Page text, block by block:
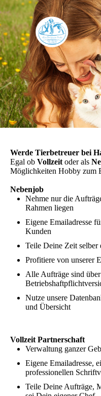
Werde Tierbetreuer bei
Egal ob Vollzeit oder als
Möglichkeiten Hobby zum
Nebenjob
Nehme nur die
Rahmen liegen
Eigene Emailadresse
Kunden
Teile Deine Zeit selber
Profitiere von unserer
Alle Aufträge sind
Nutze unsere
und Übersicht
Vollzeit Partnerschaft
Verwaltung ganzer
Eigene Emailadresse,
professionellen
Teile Deine Aufträge,